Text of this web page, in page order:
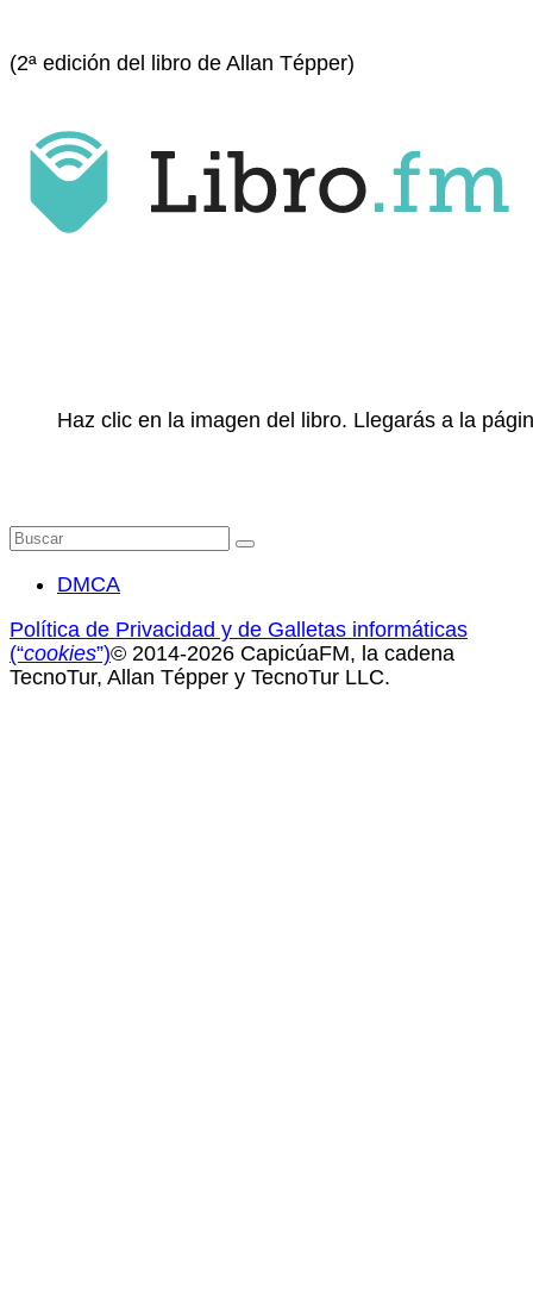
(2ª edición del libro de Allan Tépper)
Haz clic en la imagen del libro. Llegarás a la
Buscar
DMCA
Política de Privacidad y de Galletas informáticas
(“cookies”)© 2014-2026 CapicúaFM, la cadena
TecnoTur, Allan Tépper y TecnoTur LLC.